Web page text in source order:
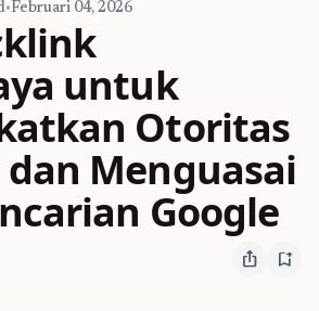
•Februari 04, 2026
untuk
Otoritas
Menguasai
Google
ios_share bookmark_add